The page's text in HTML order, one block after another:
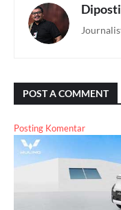
POST A COMMENT
Posting Komentar